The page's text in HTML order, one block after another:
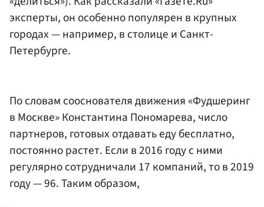
эксперты, он особенно популярен в крупных
городах — например, в столице и Санкт-
Петербурге.
По словам сооснователя движения «Фудшеринг
в Москве» Константина Пономарева, число
партнеров, готовых отдавать еду бесплатно,
постоянно растет. Если в 2016 году с ними
регулярно сотрудничали 17 компаний, то в 2019
году — 96. Таким образом,